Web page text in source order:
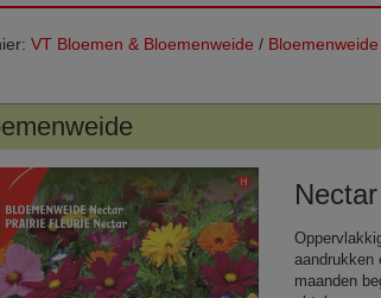
VT Bloemen & Bloemenweide / Bloemenweide
Nectar
aandrukken
maanden